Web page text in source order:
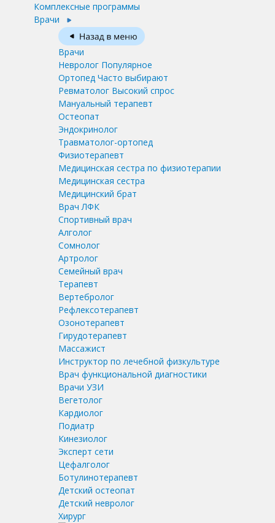
Комплексные программы
Врачи
Врачи
Невролог Популярное
Ортопед Часто выбирают
Ревматолог Высокий спрос
Мануальный терапевт
Остеопат
Эндокринолог
Травматолог-ортопед
Физиотерапевт
Медицинская сестра по физиотерапии
Медицинская сестра
Медицинский брат
Врач ЛФК
Спортивный врач
Алголог
Сомнолог
Артролог
Семейный врач
Терапевт
Вертебролог
Рефлексотерапевт
Озонотерапевт
Гирудотерапевт
Массажист
Инструктор по лечебной физкультуре
Врач функциональной диагностики
Врачи УЗИ
Вегетолог
Кардиолог
Подиатр
Кинезиолог
Эксперт сети
Цефалголог
Ботулинотерапевт
Детский остеопат
Детский невролог
Хирург